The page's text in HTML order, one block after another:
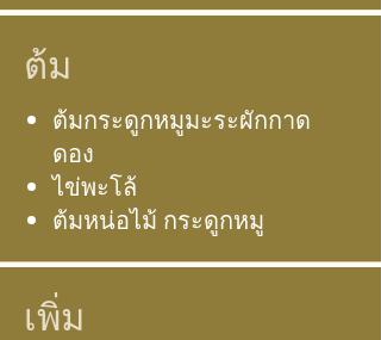
ต้ม
ต้มกระดูกหมูมะระผักกาด
ดอง
ไข่พะโล้
ต้มหน่อไม้ กระดูกหมู
เพิ่ม